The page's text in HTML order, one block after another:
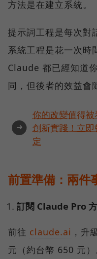
方法是在建立系統。
提示詞工程是每次對
系統工程是花一次時
Claude 都已經知道
同，但後者的效益會
➜
你的改變值得
創新實踐！立
定
前置準備：兩件
訂閱 Claude Pro
前往 claude.ai ，升
元（約台幣 650 元